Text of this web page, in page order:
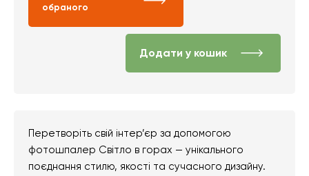
обраного
Додати у кошик
Перетворіть свій інтер’єр за допомогою
фотошпалер Світло в горах — унікального
поєднання стилю, якості та сучасного дизайну.